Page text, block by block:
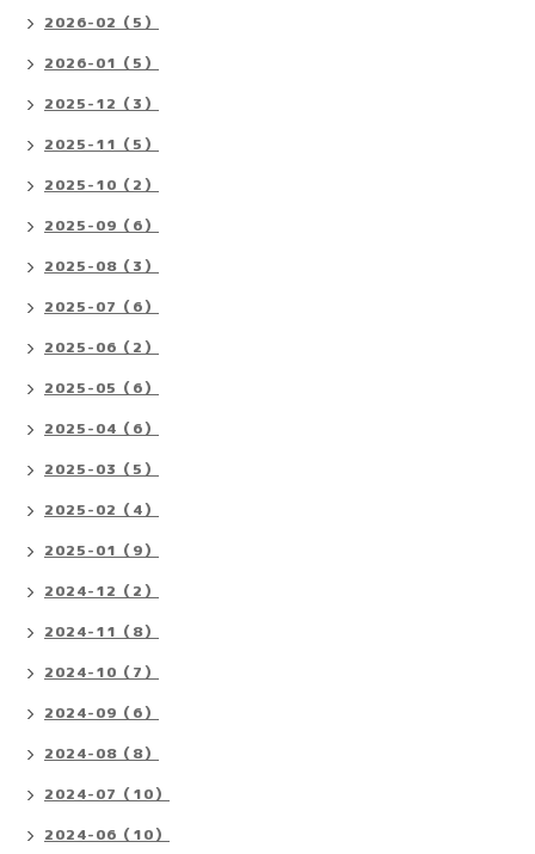
2026-02（5）
2026-01（5）
2025-12（3）
2025-11（5）
2025-10（2）
2025-09（6）
2025-08（3）
2025-07（6）
2025-06（2）
2025-05（6）
2025-04（6）
2025-03（5）
2025-02（4）
2025-01（9）
2024-12（2）
2024-11（8）
2024-10（7）
2024-09（6）
2024-08（8）
2024-07（10）
2024-06（10）